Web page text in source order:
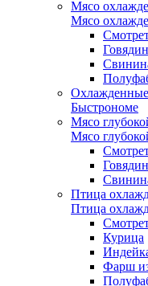
Мясо
Мясо
Быстрономе
Мясо
Мясо
Птица
Птица
Курица
Фарш